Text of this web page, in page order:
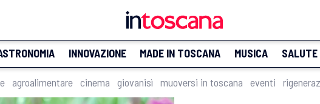
INNOVAZIONE MADE IN TOSCANA MUSICA SALUTE
agroalimentare cinema giovanisì muoversi in toscana eventi